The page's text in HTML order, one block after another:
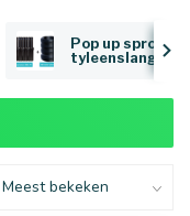
Pop up
tyleenslang